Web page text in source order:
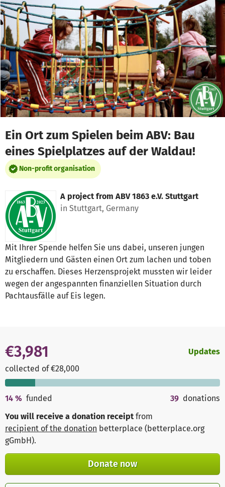
Skip to main content
Show accessibility statement
Ein Ort zum Spielen beim ABV: Bau
eines Spielplatzes auf der Waldau!
Non-profit organisation
A project from ABV 1863 e.V. Stuttgart
in Stuttgart, Germany
Mit Ihrer Spende helfen Sie uns dabei, unseren jungen
Mitgliedern und Gästen einen Ort zum lachen und toben
zu erschaffen. Dieses Herzensprojekt mussten wir leider
wegen der angespannten finanziellen Situation durch
Pachtausfälle auf Eis legen.
€3,981
collected of €28,000
Updates
14 % funded 39 donations
You will receive a donation receipt from
recipient of the donation betterplace (betterplace.org
gGmbH).
Donate now